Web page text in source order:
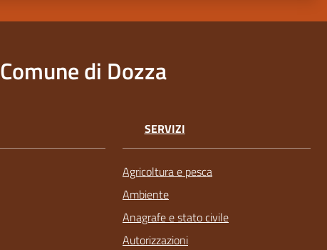
Comune di Dozza
SERVIZI
Agricoltura e pesca
Ambiente
Anagrafe e stato civile
Autorizzazioni